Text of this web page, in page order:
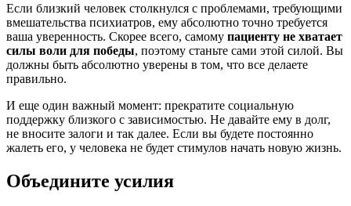
Если близкий человек столкнулся с проблемами, требующими
вмешательства психиатров, ему абсолютно точно требуется
ваша уверенность. Скорее всего, самому пациенту не хватает
силы воли для победы, поэтому станьте сами этой силой. Вы
должны быть абсолютно уверены в том, что все делаете
правильно.
И еще один важный момент: прекратите социальную
поддержку близкого с зависимостью. Не давайте ему в долг,
не вносите залоги и так далее. Если вы будете постоянно
жалеть его, у человека не будет стимулов начать новую жизнь.
Объедините усилия